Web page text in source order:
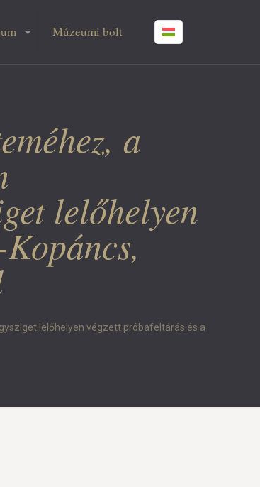
Múzeumi bolt
a
lelőhelyen
lelőhelyen végzett próbafeltárás és a